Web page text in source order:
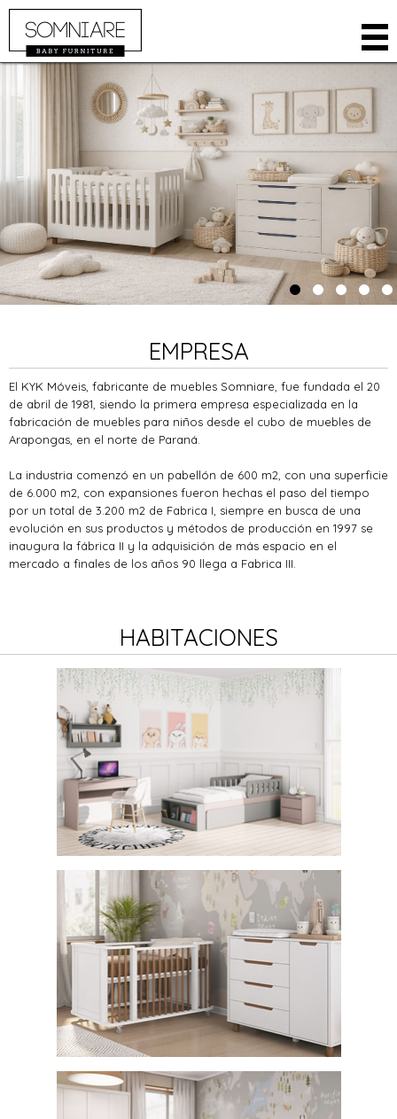
CUNAS
CAMAS
CÓMODA
KIDS
ACCESORIOS
TIENDA ONLINE
PUNTOS DE VENTA
ÁREA RESTRINGIDA
CONTACTO
IDIOMA
EMPRESA
El KYK Móveis, fabricante de muebles Somniare, fue fundada el 20
de abril de 1981, siendo la primera empresa especializada en la
fabricación de muebles para niños desde el cubo de muebles de
Arapongas, en el norte de Paraná.
La industria comenzó en un pabellón de 600 m2, con una superficie
de 6.000 m2, con expansiones fueron hechas el paso del tiempo
por un total de 3.200 m2 de Fabrica I, siempre en busca de una
evolución en sus productos y métodos de producción en 1997 se
inaugura la fábrica II y la adquisición de más espacio en el
mercado a finales de los años 90 llega a Fabrica III.
HABITACIONES